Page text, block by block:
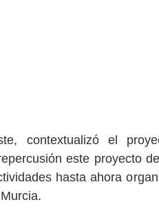
contextualizó el
este proyecto
hasta ahora